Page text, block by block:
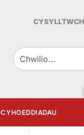
CYHOEDDIADAU